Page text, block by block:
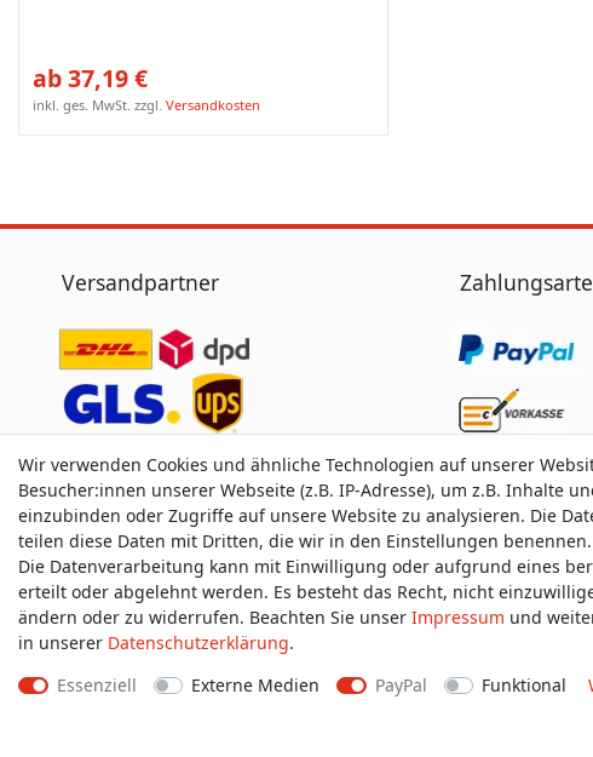
ab 37,19 €
inkl. ges. MwSt. zzgl.Versandkosten
Versandpartner
Impressum
Wir verwenden Cookies und ähnliche Technologien auf unserer
Besucher:innen unserer Webseite (z.B. IP-Adresse), um z.B. Inhalte
einzubinden oder Zugriffe auf unsere Website zu analysieren. Die
teilen diese Daten mit Dritten, die wir in den Einstellungen benennen.
Die Datenverarbeitung kann mit Einwilligung oder aufgrund eines
erteilt oder abgelehnt werden. Es besteht das Recht, nicht
ändern oder zu widerrufen. Beachten Sie unser Impressum und
in unserer Daten­schutz­erklärung.
Essenziell
Externe Medien PayPal Funktional